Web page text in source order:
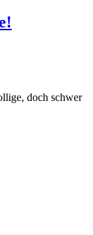
doch schwer